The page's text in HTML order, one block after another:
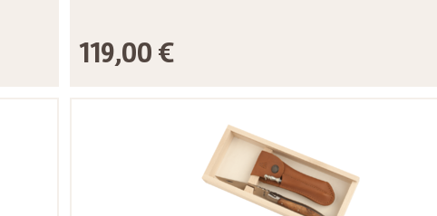
119,00 €